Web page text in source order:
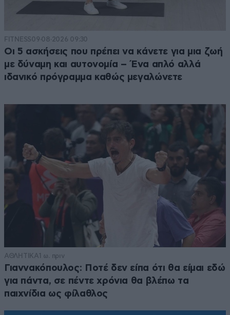
FITNESS09·08·2026 09:30
Οι 5 ασκήσεις που πρέπει να κάνετε για μια ζωή
με δύναμη και αυτονομία – Ένα απλό αλλά
ιδανικό πρόγραμμα καθώς μεγαλώνετε
ΑΘΛΗΤΙΚΑ1 ω. πριν
Γιαννακόπουλος: Ποτέ δεν είπα ότι θα είμαι εδώ
για πάντα, σε πέντε χρόνια θα βλέπω τα
παιχνίδια ως φίλαθλος